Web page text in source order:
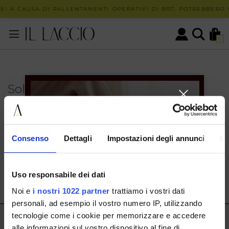
Consenso Dettagli Impostazioni degli annunci
Uso responsabile dei dati
Noi e i nostri 1022 partner trattiamo i vostri dati
personali, ad esempio il vostro numero IP, utilizzando
tecnologie come i cookie per memorizzare e accedere
A CAUSA DI RALLENTAMENTI OPERATIVI DI BRT,
0
Solo in negozio
PUOI TROVARE QUESTO ARTICOLO SOLO PRESSO I
NOSTRI PUNTI VENDITA:
customerservice@illaccio.it
IL LACCIO